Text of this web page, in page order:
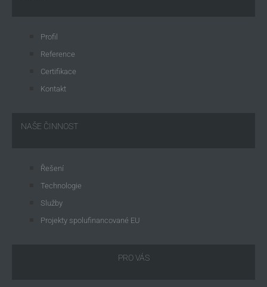
Profil
Reference
Certifikace
Kontakt
NAŠE ČINNOST
Řešení
Technologie
Služby
Projekty spolufinancované EU
PRO VÁS